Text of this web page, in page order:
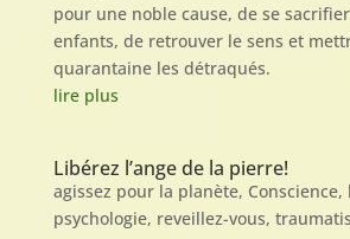
pour une noble cause, de se
enfants, de retrouver le sens et
quarantaine les détraqués.
lire plus
Libérez l’ange de la pierre!
agissez pour la planète, Conscience,
psychologie, reveillez-vous,